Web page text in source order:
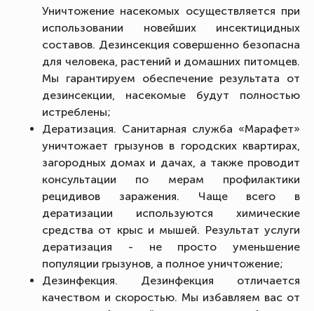
Уничтожение насекомых осуществляется при
использовании новейших инсектицидных
составов. Дезинсекция совершенно безопасна
для человека, растений и домашних питомцев.
Мы гарантируем обеспечение результата от
дезинсекции, насекомые будут полностью
истреблены;
Дератизация. Санитарная служба «Марафет»
уничтожает грызунов в городских квартирах,
загородных домах и дачах, а также проводит
консультации по мерам профилактики
рецидивов заражения. Чаще всего в
дератизации используются химические
средства от крыс и мышей. Результат услуги
дератизация - не просто уменьшение
популяции грызунов, а полное уничтожение;
Дезинфекция. Дезинфекция отличается
качеством и скоростью. Мы избавляем вас от